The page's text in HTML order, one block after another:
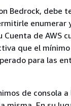
Bedrock, debe
enumerar
de AWS
que el
para las
de consola